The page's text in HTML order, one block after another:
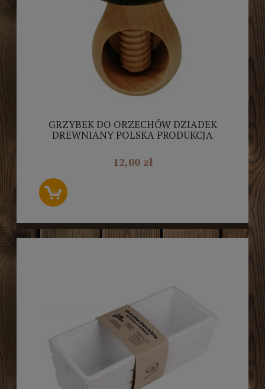
GRZYBEK DO ORZECHÓW DZIADEK
DREWNIANY POLSKA PRODUKCJA
12,00 zł